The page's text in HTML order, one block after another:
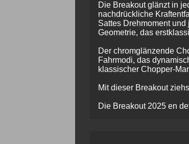
Die Breakout glänzt in
nachdrückliche
Sattes Drehmoment
Geometrie, das
Der chromglänzende
Fahrmodi, das
klassischer Chopper-
Mit dieser Breakout
Die Breakout 2025 en